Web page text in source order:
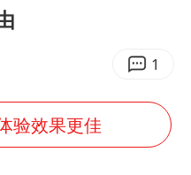
正面袭击贯穿浙江
36岁男演员成景区NPC后人气爆棚
1
验效果更佳